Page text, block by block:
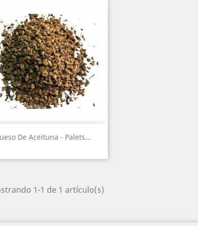
De Aceituna - Palets...
Vista rápida
1-1 de 1 artículo(s)